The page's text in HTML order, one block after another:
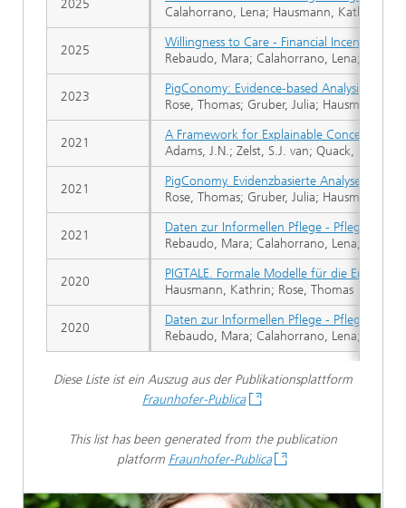
Calahorrano, Lena; Hausmann, Kathrin;
Willingness to Care - Financial Incentives
Rebaudo, Mara; Calahorrano, Lena;
PigConomy: Evidence-based Analysis of
Rose, Thomas; Gruber, Julia; Hausmann,
A Framework for Explainable Concept Drift
Adams, J.N.; Zelst, S.J. van; Quack, L.;
PigConomy. Evidenzbasierte Analyse von
Rose, Thomas; Gruber, Julia; Hausmann,
Daten zur Informellen Pflege -
Rebaudo, Mara; Calahorrano, Lena;
PIGTALE. Formale Modelle für die
Hausmann, Kathrin; Rose, Thomas
Daten zur Informellen Pflege -
Rebaudo, Mara; Calahorrano, Lena;
2025
2025
2023
2021
2021
2021
2020
2020
Diese Liste ist ein Auszug aus der Publikationsplattform
Fraunhofer-Publica
This list has been generated from the publication
platform Fraunhofer-Publica